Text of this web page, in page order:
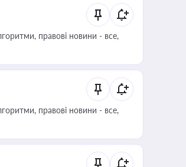
правові новини - все,
правові новини - все,